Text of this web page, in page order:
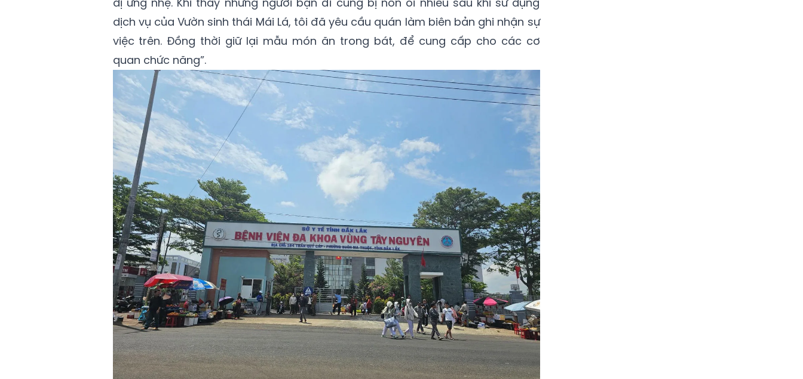
dịch vụ của Vườn sinh thái Mái Lá, tôi đã yêu cầu quán làm biên bản ghi nhận sự
việc trên. Đồng thời giữ lại mẫu món ăn trong bát, để cung cấp cho các cơ
quan chức năng”.